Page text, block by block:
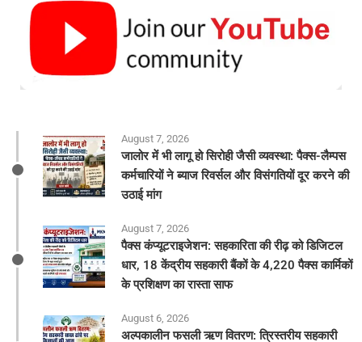
August 7, 2026
जालोर में भी लागू हो सिरोही जैसी व्यवस्था: पैक्स-लैम्पस
कर्मचारियों ने ब्याज रिवर्सल और विसंगतियों दूर करने की
उठाई मांग
August 7, 2026
पैक्स कंप्यूटराइजेशन: सहकारिता की रीढ़ को डिजिटल
धार, 18 केंद्रीय सहकारी बैंकों के 4,220 पैक्स कार्मिकों
के प्रशिक्षण का रास्ता साफ
August 6, 2026
अल्पकालीन फसली ऋण वितरण: त्रिस्तरीय सहकारी